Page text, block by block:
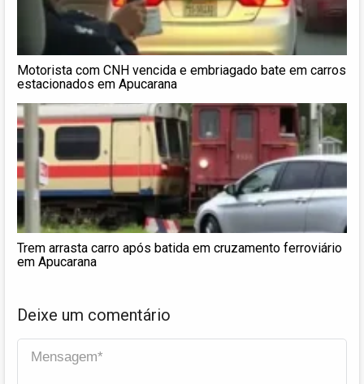
Motorista com CNH vencida e embriagado bate em carros
estacionados em Apucarana
Trem arrasta carro após batida em cruzamento ferroviário
em Apucarana
Deixe um comentário